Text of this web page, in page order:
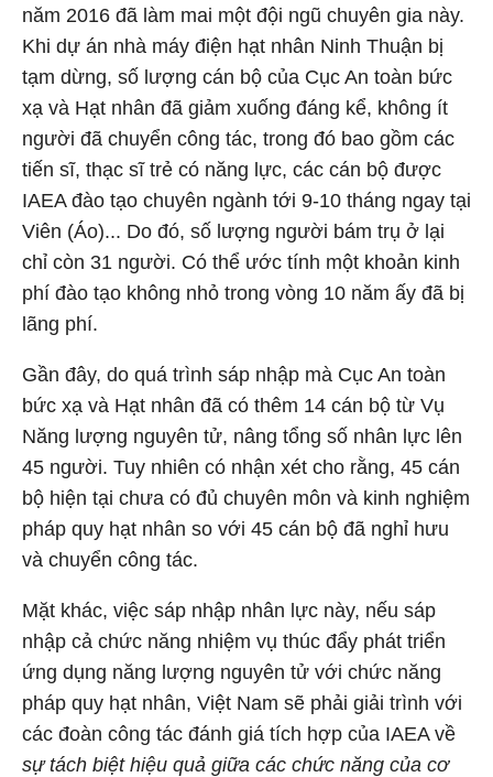
năm 2016 đã làm mai một đội ngũ chuyên gia này.
Khi dự án nhà máy điện hạt nhân Ninh Thuận bị
tạm dừng, số lượng cán bộ của Cục An toàn bức
xạ và Hạt nhân đã giảm xuống đáng kể, không ít
người đã chuyển công tác, trong đó bao gồm các
tiến sĩ, thạc sĩ trẻ có năng lực, các cán bộ được
IAEA đào tạo chuyên ngành tới 9-10 tháng ngay tại
Viên (Áo)... Do đó, số lượng người bám trụ ở lại
chỉ còn 31 người. Có thể ước tính một khoản kinh
phí đào tạo không nhỏ trong vòng 10 năm ấy đã bị
lãng phí.
Gần đây, do quá trình sáp nhập mà Cục An toàn
bức xạ và Hạt nhân đã có thêm 14 cán bộ từ Vụ
Năng lượng nguyên tử, nâng tổng số nhân lực lên
45 người. Tuy nhiên có nhận xét cho rằng, 45 cán
bộ hiện tại chưa có đủ chuyên môn và kinh nghiệm
pháp quy hạt nhân so với 45 cán bộ đã nghỉ hưu
và chuyển công tác.
Mặt khác, việc sáp nhập nhân lực này, nếu sáp
nhập cả chức năng nhiệm vụ thúc đẩy phát triển
ứng dụng năng lượng nguyên tử với chức năng
pháp quy hạt nhân, Việt Nam sẽ phải giải trình với
các đoàn công tác đánh giá tích hợp của IAEA về
sự tách biệt hiệu quả giữa các chức năng của cơ